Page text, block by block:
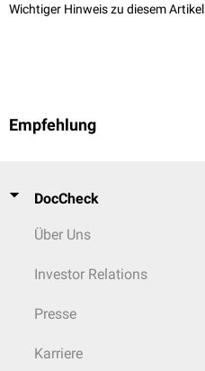
Wichtiger Hinweis zu diesem Artikel
Empfehlung
DocCheck
Über Uns
Investor Relations
Presse
Karriere